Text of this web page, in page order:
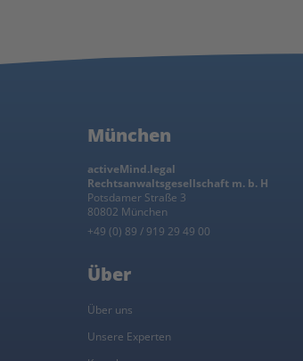
München
activeMind.legal
Rechtsanwaltsgesellschaft m. b. H
Potsdamer Straße 3
80802 München
+49 (0) 89 / 919 29 49 00
Über
Über uns
Unsere Experten